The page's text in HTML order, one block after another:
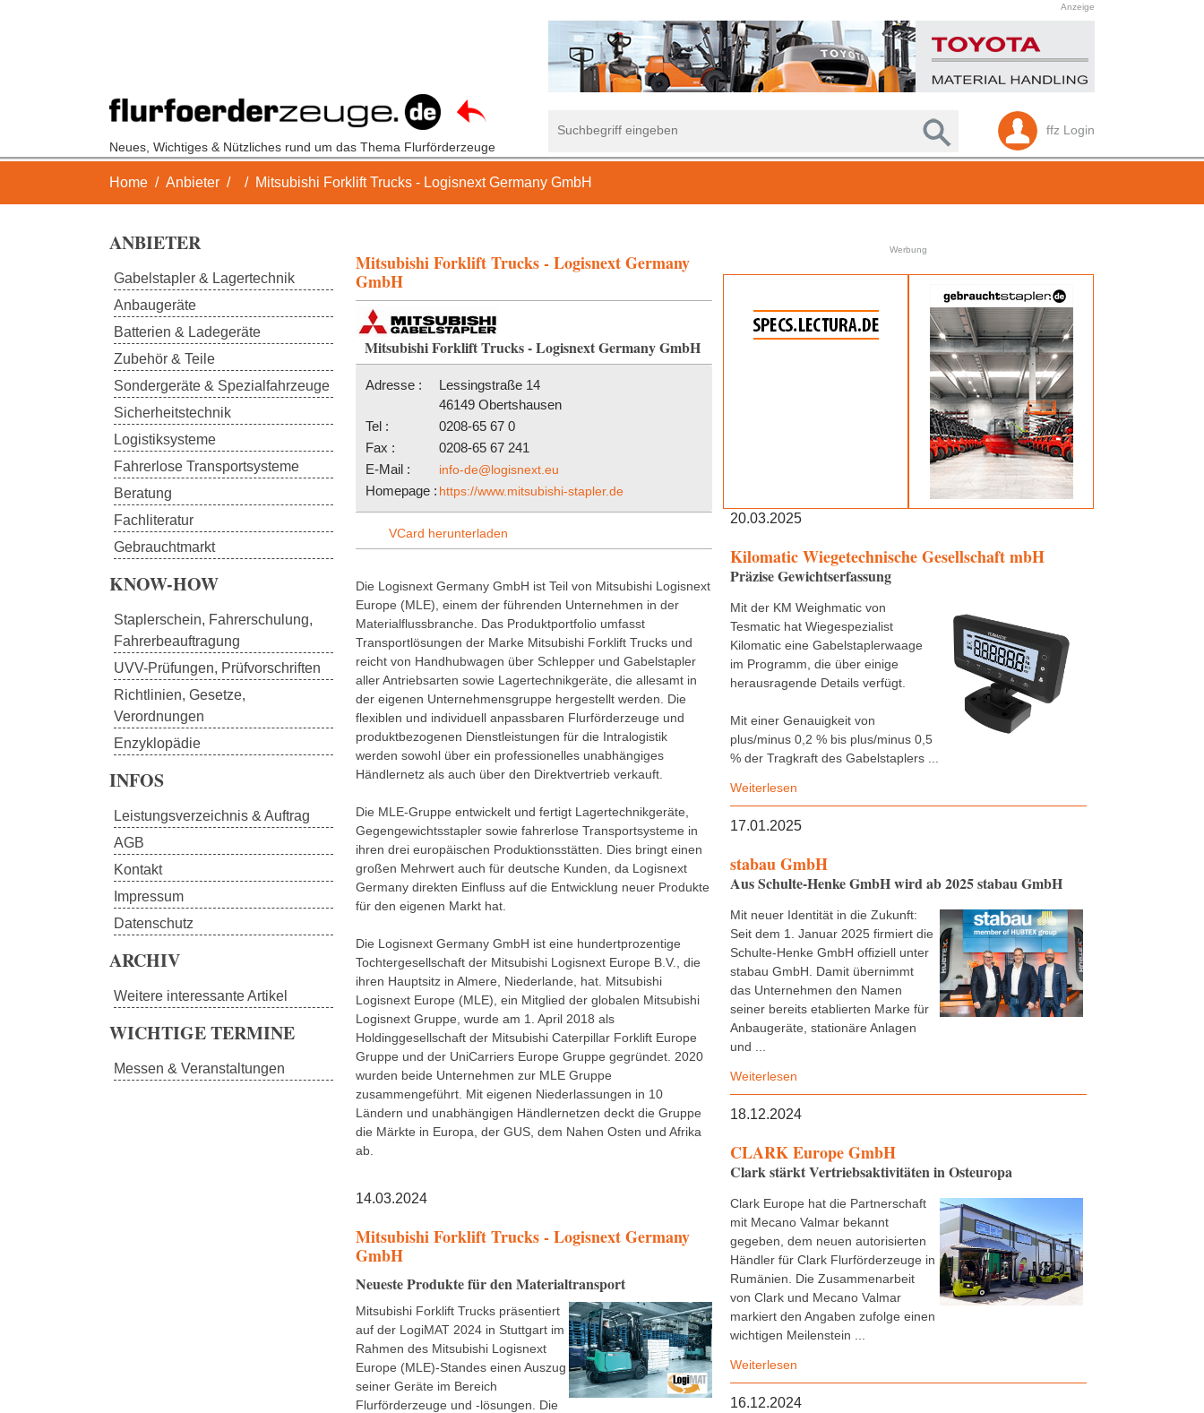
Home Anbieter Mitsubishi Forklift Trucks - Logisnext Germany GmbH
Neues, Wichtiges & Nützliches rund um das Thema Flurförderzeuge
Anzeige
ffz Login
ANBIETER
Gabelstapler & Lagertechnik
Anbaugeräte
Batterien & Ladegeräte
Zubehör & Teile
Sondergeräte & Spezialfahrzeuge
Sicherheitstechnik
Logistiksysteme
Fahrerlose Transportsysteme
Beratung
Fachliteratur
Gebrauchtmarkt
KNOW-HOW
Staplerschein, Fahrerschulung,
Fahrerbeauftragung
UVV-Prüfungen, Prüfvorschriften
Richtlinien, Gesetze,
Verordnungen
Enzyklopädie
INFOS
Leistungsverzeichnis & Auftrag
AGB
Kontakt
Impressum
Datenschutz
ARCHIV
Weitere interessante Artikel
WICHTIGE TERMINE
Messen & Veranstaltungen
Werbung
20.03.2025
Kilomatic Wiegetechnische Gesellschaft mbH
Präzise Gewichtserfassung
Mit der KM Weighmatic von
Tesmatic hat Wiegespezialist
Kilomatic eine Gabelstaplerwaage
im Programm, die über einige
herausragende Details verfügt.
Mit einer Genauigkeit von
plus/minus 0,2 % bis plus/minus 0,5
% der Tragkraft des Gabelstaplers ...
Weiterlesen
17.01.2025
stabau GmbH
Aus Schulte-Henke GmbH wird ab 2025 stabau GmbH
Mit neuer Identität in die Zukunft:
Seit dem 1. Januar 2025 firmiert die
Schulte-Henke GmbH offiziell unter
stabau GmbH. Damit übernimmt
das Unternehmen den Namen
seiner bereits etablierten Marke für
Anbaugeräte, stationäre Anlagen
und ...
Weiterlesen
18.12.2024
CLARK Europe GmbH
Clark stärkt Vertriebsaktivitäten in Osteuropa
Clark Europe hat die Partnerschaft
mit Mecano Valmar bekannt
gegeben, dem neuen autorisierten
Händler für Clark Flurförderzeuge in
Rumänien. Die Zusammenarbeit
von Clark und Mecano Valmar
markiert den Angaben zufolge einen
wichtigen Meilenstein ...
Weiterlesen
16.12.2024
Mitsubishi Forklift Trucks - Logisnext Germany
GmbH
Mitsubishi Forklift Trucks - Logisnext Germany GmbH
Adresse :
Lessingstraße 14
46149 Obertshausen
Tel :
0208-65 67 0
Fax :
0208-65 67 241
E-Mail :
info-de@logisnext.eu
Homepage : https://www.mitsubishi-stapler.de
VCard herunterladen
Die Logisnext Germany GmbH ist Teil von Mitsubishi Logisnext
Europe (MLE), einem der führenden Unternehmen in der
Materialflussbranche. Das Produktportfolio umfasst
Transportlösungen der Marke Mitsubishi Forklift Trucks und
reicht von Handhubwagen über Schlepper und Gabelstapler
aller Antriebsarten sowie Lagertechnikgeräte, die allesamt in
der eigenen Unternehmensgruppe hergestellt werden. Die
flexiblen und individuell anpassbaren Flurförderzeuge und
produktbezogenen Dienstleistungen für die Intralogistik
werden sowohl über ein professionelles unabhängiges
Händlernetz als auch über den Direktvertrieb verkauft.
Die MLE-Gruppe entwickelt und fertigt Lagertechnikgeräte,
Gegengewichtsstapler sowie fahrerlose Transportsysteme in
ihren drei europäischen Produktionsstätten. Dies bringt einen
großen Mehrwert auch für deutsche Kunden, da Logisnext
Germany direkten Einfluss auf die Entwicklung neuer Produkte
für den eigenen Markt hat.
Die Logisnext Germany GmbH ist eine hundertprozentige
Tochtergesellschaft der Mitsubishi Logisnext Europe B.V., die
ihren Hauptsitz in Almere, Niederlande, hat. Mitsubishi
Logisnext Europe (MLE), ein Mitglied der globalen Mitsubishi
Logisnext Gruppe, wurde am 1. April 2018 als
Holdinggesellschaft der Mitsubishi Caterpillar Forklift Europe
Gruppe und der UniCarriers Europe Gruppe gegründet. 2020
wurden beide Unternehmen zur MLE Gruppe
zusammengeführt. Mit eigenen Niederlassungen in 10
Ländern und unabhängigen Händlernetzen deckt die Gruppe
die Märkte in Europa, der GUS, dem Nahen Osten und Afrika
ab.
14.03.2024
Mitsubishi Forklift Trucks - Logisnext Germany
GmbH
Neueste Produkte für den Materialtransport
Mitsubishi Forklift Trucks präsentiert
auf der LogiMAT 2024 in Stuttgart im
Rahmen des Mitsubishi Logisnext
Europe (MLE)-Standes einen Auszug
seiner Geräte im Bereich
Flurförderzeuge und -lösungen. Die